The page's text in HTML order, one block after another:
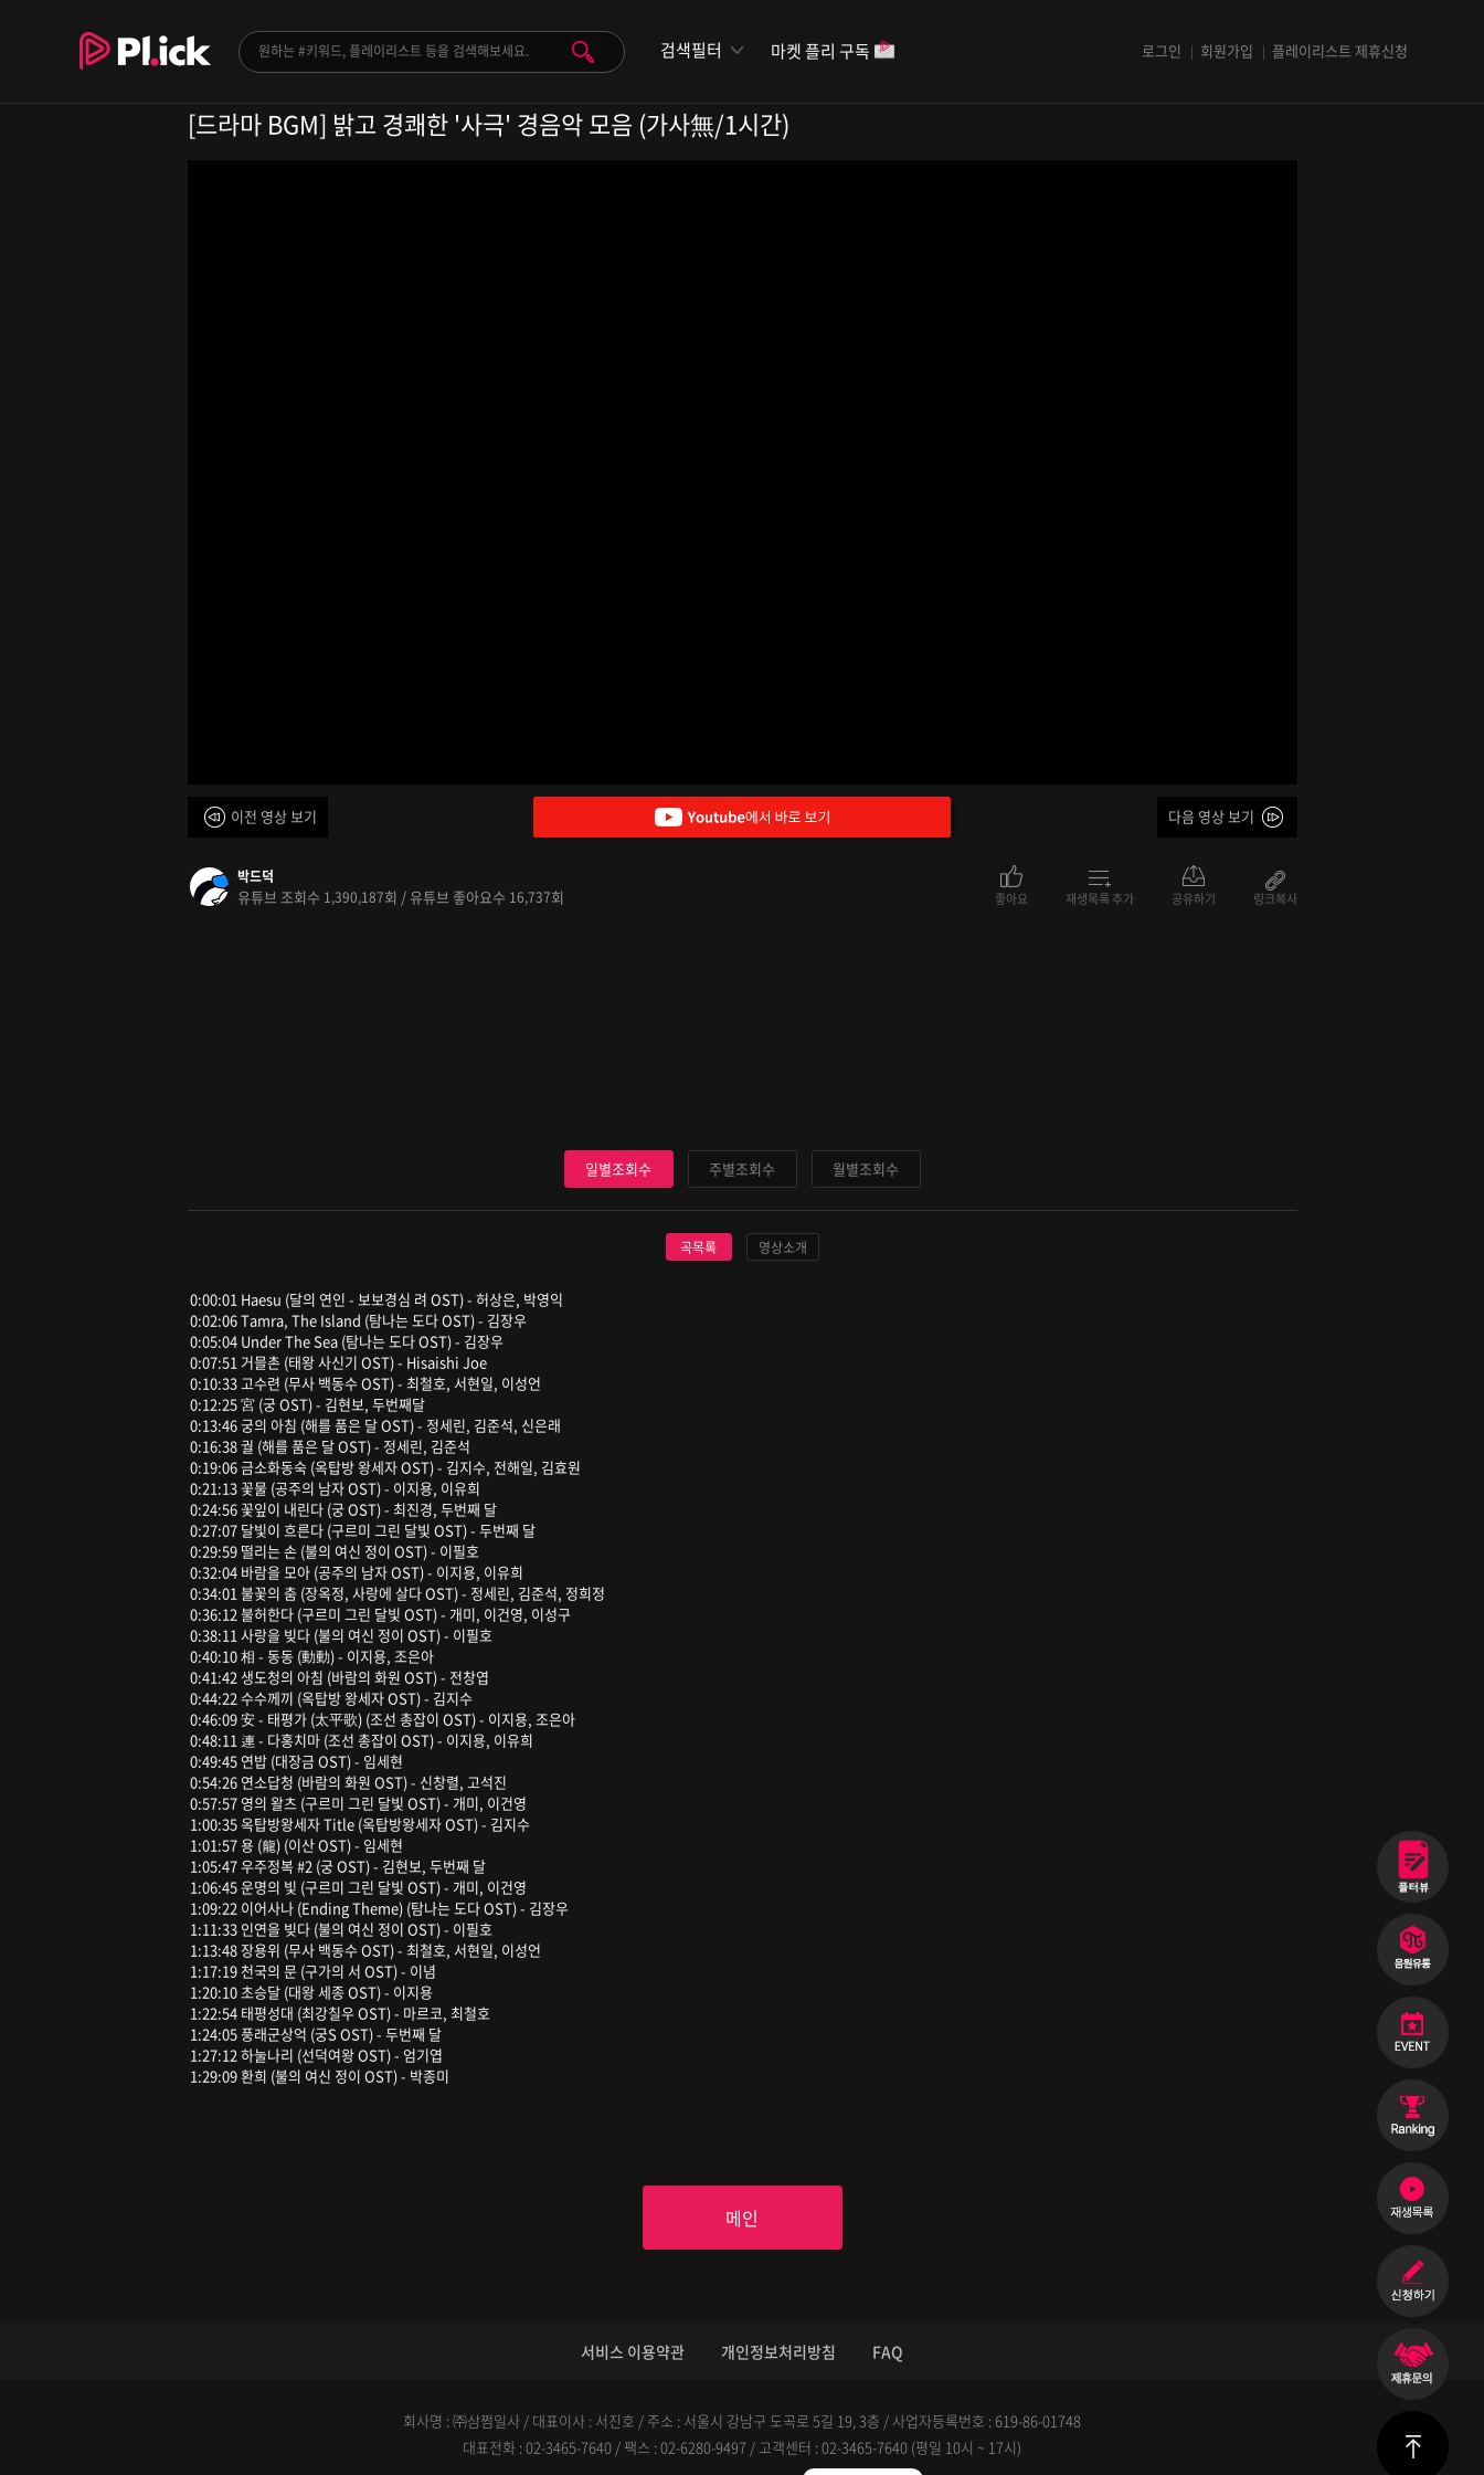
로그인 회원가입 플레이리스트 제휴신청
마켓 플리 구독
검색필터
[드라마 BGM] 밝고 경쾌한 '사극' 경음악 모음 (가사無/1시간)
이전 영상 보기 다음 영상 보기
박드덕
유튜브 조회수 1,390,187회 / 유튜브 좋아요수 16,737회 좋아요 재생목록 추가 공유하기 링크복사
일별조회수 주별조회수 월별조회수
곡목록 영상소개
0:00:01 Haesu (달의 연인 - 보보경심 려 OST) - 허상은, 박영익
0:02:06 Tamra, The Island (탐나는 도다 OST) - 김장우
0:05:04 Under The Sea (탐나는 도다 OST) - 김장우
0:07:51 거믈촌 (태왕 사신기 OST) - Hisaishi Joe
0:10:33 고수련 (무사 백동수 OST) - 최철호, 서현일, 이성언
0:12:25 宮 (궁 OST) - 김현보, 두번째달
0:13:46 궁의 아침 (해를 품은 달 OST) - 정세린, 김준석, 신은래
0:16:38 궐 (해를 품은 달 OST) - 정세린, 김준석
0:19:06 금소화동숙 (옥탑방 왕세자 OST) - 김지수, 전해일, 김효원
0:21:13 꽃물 (공주의 남자 OST) - 이지용, 이유희
0:24:56 꽃잎이 내린다 (궁 OST) - 최진경, 두번째 달
0:27:07 달빛이 흐른다 (구르미 그린 달빛 OST) - 두번째 달
0:29:59 떨리는 손 (불의 여신 정이 OST) - 이필호
0:32:04 바람을 모아 (공주의 남자 OST) - 이지용, 이유희
0:34:01 불꽃의 춤 (장옥정, 사랑에 살다 OST) - 정세린, 김준석, 정희정
0:36:12 불허한다 (구르미 그린 달빛 OST) - 개미, 이건영, 이성구
0:38:11 사랑을 빚다 (불의 여신 정이 OST) - 이필호
0:40:10 相 - 동동 (動動) - 이지용, 조은아
0:41:42 생도청의 아침 (바람의 화원 OST) - 전창엽
0:44:22 수수께끼 (옥탑방 왕세자 OST) - 김지수
0:46:09 安 - 태평가 (太平歌) (조선 총잡이 OST) - 이지용, 조은아
0:48:11 連 - 다홍치마 (조선 총잡이 OST) - 이지용, 이유희
0:49:45 연밥 (대장금 OST) - 임세현
0:54:26 연소답청 (바람의 화원 OST) - 신창렬, 고석진
0:57:57 영의 왈츠 (구르미 그린 달빛 OST) - 개미, 이건영
1:00:35 옥탑방왕세자 Title (옥탑방왕세자 OST) - 김지수
1:01:57 용 (龍) (이산 OST) - 임세현
1:05:47 우주정복 #2 (궁 OST) - 김현보, 두번째 달
1:06:45 운명의 빛 (구르미 그린 달빛 OST) - 개미, 이건영
1:09:22 이어사나 (Ending Theme) (탐나는 도다 OST) - 김장우
1:11:33 인연을 빚다 (불의 여신 정이 OST) - 이필호
1:13:48 장용위 (무사 백동수 OST) - 최철호, 서현일, 이성언
1:17:19 천국의 문 (구가의 서 OST) - 이념
1:20:10 초승달 (대왕 세종 OST) - 이지용
1:22:54 태평성대 (최강칠우 OST) - 마르코, 최철호
1:24:05 풍래군상억 (궁S OST) - 두번째 달
1:27:12 하눌나리 (선덕여왕 OST) - 엄기엽
1:29:09 환희 (불의 여신 정이 OST) - 박종미
메인
서비스 이용약관 개인정보처리방침 FAQ
회사명 : ㈜삼쩜일사 / 대표이사 : 서진호 / 주소 : 서울시 강남구 도곡로 5길 19, 3층 / 사업자등록번호 : 619-86-01748
대표전화 : 02-3465-7640 / 팩스 : 02-6280-9497 / 고객센터 : 02-3465-7640 (평일 10시 ~ 17시)